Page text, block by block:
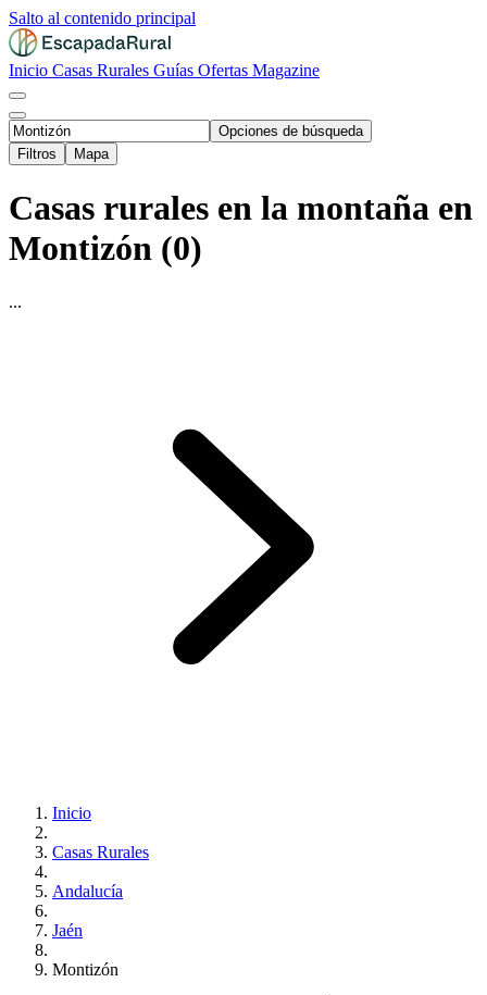
Salto al contenido principal
Inicio Casas Rurales Guías Ofertas Magazine
Opciones de búsqueda
Filtros
Mapa
Casas rurales en la montaña en
Montizón (0)
...
Inicio
Casas Rurales
Andalucía
Jaén
Montizón